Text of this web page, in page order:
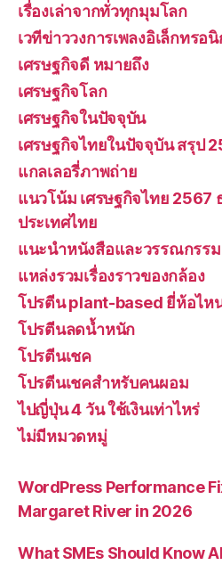
เรื่องเล่าจากทั่วทุกมุมโลก
เวทีข่าววงการเพลงอิเล็กทรอ
เศรษฐกิจดี หมายถึง
เศรษฐกิจโลก
เศรษฐกิจในปัจจุบัน
เศรษฐกิจไทยในปัจจุบัน สรุป
แกลเลอรี่ภาพถ่าย
แนวโน้ม เศรษฐกิจไทย 2567
ประเทศไทย
แนะนำหนังสือและวรรณกรรม
แหล่งรวมเรื่องราวของกล้อง
โปรตีน plant-based ยี่ห้อไห
โปรตีนลดน้ำหนัก
โปรตีนเชค
โปรตีนเชคสำหรับคนผอม
ไปญี่ปุ่น 4 วัน ใช้เงินเท่าไหร่
ไม่มีหมวดหมู่
WordPress Performance
Margaret River in 2026
What SMEs Should Know